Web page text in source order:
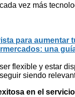
vez más
para aumentar
una
flexible y estar
siendo
en el